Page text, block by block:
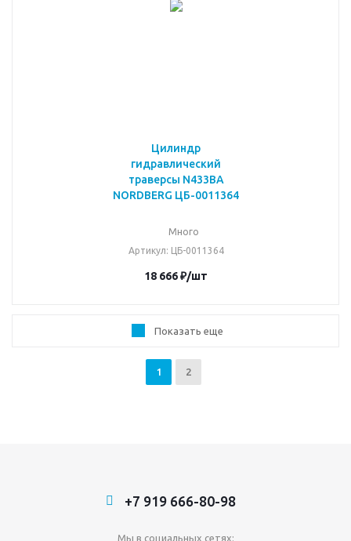
Цилиндр
гидравлический
траверсы N433BA
NORDBERG ЦБ-0011364
Много
Артикул: ЦБ-0011364
18 666₽/шт
Показать еще
1 2
+7 919 666-80-98
Мы в социальных сетях: